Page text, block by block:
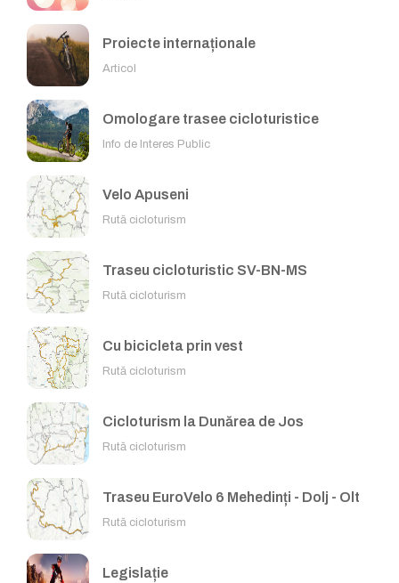
Proiecte internaționale
Articol
Omologare trasee cicloturistice
Info de Interes Public
Velo Apuseni
Rută cicloturism
Traseu cicloturistic SV-BN-MS
Rută cicloturism
Cu bicicleta prin vest
Rută cicloturism
Cicloturism la Dunărea de Jos
Rută cicloturism
Traseu EuroVelo 6 Mehedinți - Dolj - Olt
Rută cicloturism
Legislație